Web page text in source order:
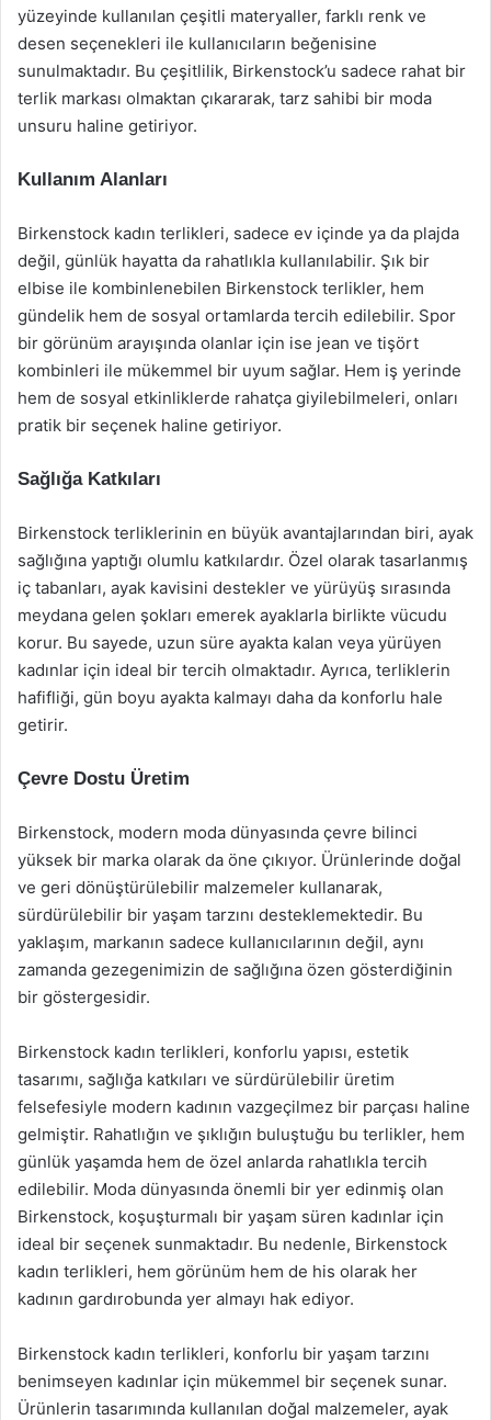
yüzeyinde kullanılan çeşitli materyaller, farklı renk ve
desen seçenekleri ile kullanıcıların beğenisine
sunulmaktadır. Bu çeşitlilik, Birkenstock’u sadece rahat bir
terlik markası olmaktan çıkararak, tarz sahibi bir moda
unsuru haline getiriyor.
Kullanım Alanları
Birkenstock kadın terlikleri, sadece ev içinde ya da plajda
değil, günlük hayatta da rahatlıkla kullanılabilir. Şık bir
elbise ile kombinlenebilen Birkenstock terlikler, hem
gündelik hem de sosyal ortamlarda tercih edilebilir. Spor
bir görünüm arayışında olanlar için ise jean ve tişört
kombinleri ile mükemmel bir uyum sağlar. Hem iş yerinde
hem de sosyal etkinliklerde rahatça giyilebilmeleri, onları
pratik bir seçenek haline getiriyor.
Sağlığa Katkıları
Birkenstock terliklerinin en büyük avantajlarından biri, ayak
sağlığına yaptığı olumlu katkılardır. Özel olarak tasarlanmış
iç tabanları, ayak kavisini destekler ve yürüyüş sırasında
meydana gelen şokları emerek ayaklarla birlikte vücudu
korur. Bu sayede, uzun süre ayakta kalan veya yürüyen
kadınlar için ideal bir tercih olmaktadır. Ayrıca, terliklerin
hafifliği, gün boyu ayakta kalmayı daha da konforlu hale
getirir.
Çevre Dostu Üretim
Birkenstock, modern moda dünyasında çevre bilinci
yüksek bir marka olarak da öne çıkıyor. Ürünlerinde doğal
ve geri dönüştürülebilir malzemeler kullanarak,
sürdürülebilir bir yaşam tarzını desteklemektedir. Bu
yaklaşım, markanın sadece kullanıcılarının değil, aynı
zamanda gezegenimizin de sağlığına özen gösterdiğinin
bir göstergesidir.
Birkenstock kadın terlikleri, konforlu yapısı, estetik
tasarımı, sağlığa katkıları ve sürdürülebilir üretim
felsefesiyle modern kadının vazgeçilmez bir parçası haline
gelmiştir. Rahatlığın ve şıklığın buluştuğu bu terlikler, hem
günlük yaşamda hem de özel anlarda rahatlıkla tercih
edilebilir. Moda dünyasında önemli bir yer edinmiş olan
Birkenstock, koşuşturmalı bir yaşam süren kadınlar için
ideal bir seçenek sunmaktadır. Bu nedenle, Birkenstock
kadın terlikleri, hem görünüm hem de his olarak her
kadının gardırobunda yer almayı hak ediyor.
Birkenstock kadın terlikleri, konforlu bir yaşam tarzını
benimseyen kadınlar için mükemmel bir seçenek sunar.
Ürünlerin tasarımında kullanılan doğal malzemeler, ayak